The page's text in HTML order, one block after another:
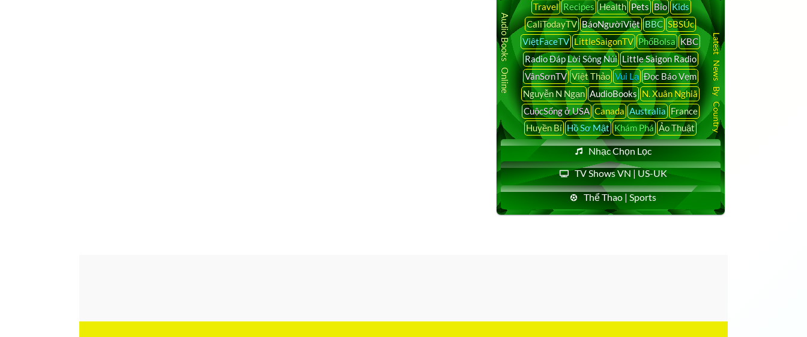
Travel Recipes Health Pets Bio Kids
CaliTodayTV BáoNgườiViệt BBC SBSÚc
ViệtFaceTV LittleSaigonTV PhốBolsa KBC
Radio Đáp Lời Sông Núi Little Saigon Radio
VânSơnTV Việt Thảo Vui Lạ Đọc Báo Vẹm
Nguyễn N Ngạn AudioBooks N. Xuân Nghiã
CuộcSống ở USA Canada Australia France
Huyền Bí Hồ Sơ Mật Khám Phá Ảo Thuật
Nhạc Chọn Lọc
TV Shows VN | US-UK
Thể Thao | Sports
Audio Books Online Latest News By Country